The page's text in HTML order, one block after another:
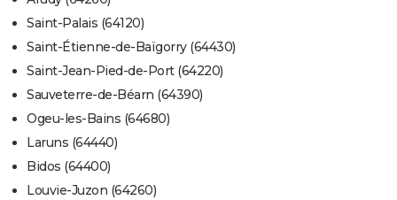
Saint-Palais (64120)
Saint-Étienne-de-Baïgorry (64430)
Saint-Jean-Pied-de-Port (64220)
Sauveterre-de-Béarn (64390)
Ogeu-les-Bains (64680)
Laruns (64440)
Bidos (64400)
Louvie-Juzon (64260)